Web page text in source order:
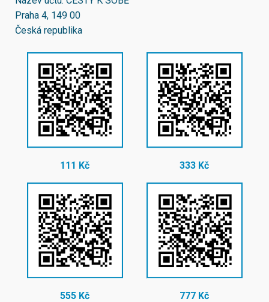
Praha 4, 149 00
Česká republika
111 Kč 333 Kč
555 Kč 777 Kč